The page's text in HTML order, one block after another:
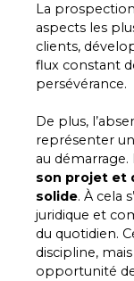
La
aspects les
clients,
flux constant
persévérance.
De plus,
représenter
au
son projet et
solide. À cela
juridique et
du quotidien.
discipline,
opportunité